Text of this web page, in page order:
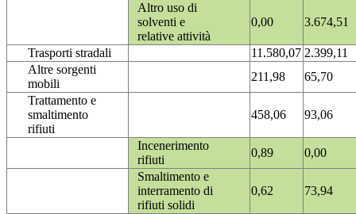
Altro uso di
solventi e
relative attività
0,00 3.674,51
Trasporti stradali 11.580,07 2.399,11
Altre sorgenti
mobili
211,98
65,70
Trattamento e
smaltimento
rifiuti
458,06 93,06
Incenerimento
rifiuti
0,89
0,00
Smaltimento e
interramento di
rifiuti solidi
0,62 73,94